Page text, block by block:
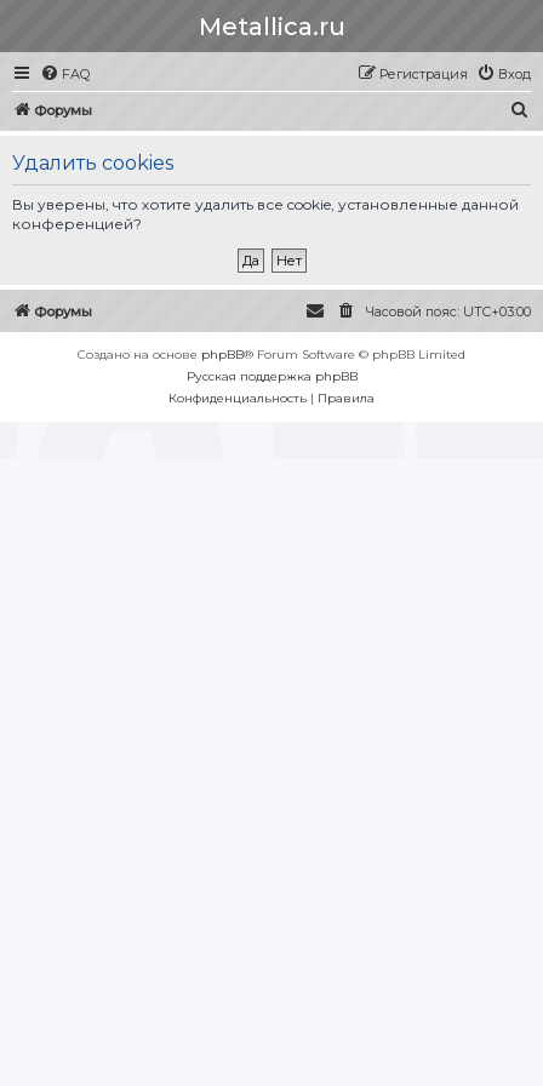
Metallica.ru
FAQ Вход
Регистрация
Форумы
Удалить cookies
Вы уверены, что хотите удалить все cookie, установленные данной
конференцией?
Форумы Часовой пояс: UTC+03:00
Создано на основе phpBB® Forum Software © phpBB Limited
Русская поддержка phpBB
Конфиденциальность | Правила